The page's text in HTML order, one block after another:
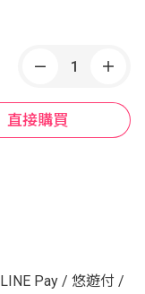
直接購買
LINE Pay / 悠遊付 /